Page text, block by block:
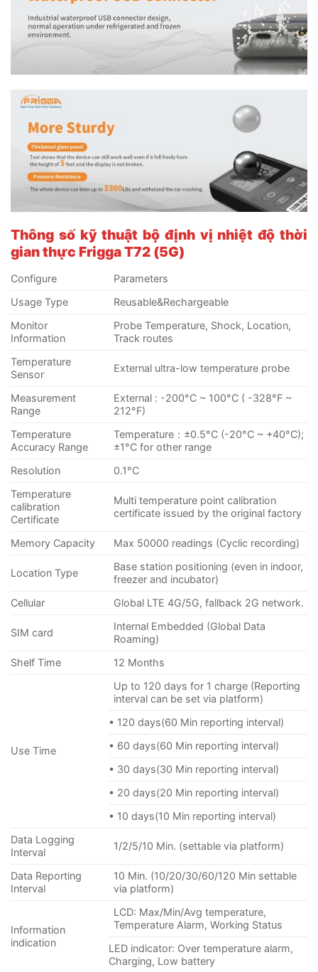
Thông số kỹ thuật bộ định vị nhiệt độ thời
gian thực Frigga T72 (5G)
Configure
Parameters
Usage Type
Reusable&Rechargeable
Monitor
Information
Probe Temperature, Shock, Location,
Track routes
Temperature
Sensor
External ultra-low temperature probe
Measurement
Range
External : -200°C ~ 100°C ( -328°F ~
212°F)
Temperature
Accuracy Range
Temperature：±0.5°C (-20°C ~ +40°C);
±1°C for other range
Resolution
0.1°C
Temperature
calibration
Certificate
Multi temperature point calibration
certificate issued by the original factory
Memory Capacity Max 50000 readings (Cyclic recording)
Location Type
Base station positioning (even in indoor,
freezer and incubator)
Cellular
Global LTE 4G/5G, fallback 2G network.
SIM card
Internal Embedded (Global Data
Roaming)
Shelf Time
12 Months
Use Time
Up to 120 days for 1 charge (Reporting
interval can be set via platform)
• 120 days(60 Min reporting interval)
• 60 days(60 Min reporting interval)
• 30 days(30 Min reporting interval)
• 20 days(20 Min reporting interval)
• 10 days(10 Min reporting interval)
Data Logging
Interval
1/2/5/10 Min. (settable via platform)
Data Reporting
Interval
10 Min. (10/20/30/60/120 Min settable
via platform)
Information
indication
LCD: Max/Min/Avg temperature,
Temperature Alarm, Working Status
LED indicator: Over temperature alarm,
Charging, Low battery